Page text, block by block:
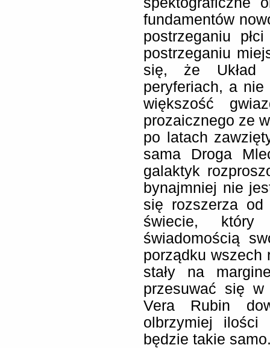
fundamentów
postrzeganiu
postrzeganiu
się, że Układ
peryferiach, a
większość
prozaicznego ze
po latach
sama Droga
galaktyk
bynajmniej nie
się rozszerza
świecie,
świadomością
porządku wszech
stały na
przesuwać się w
Vera Rubin
olbrzymiej
będzie takie